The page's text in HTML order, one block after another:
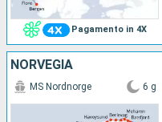
Pagamento in 4X
NORVEGIA
MS Nordnorge 6 g